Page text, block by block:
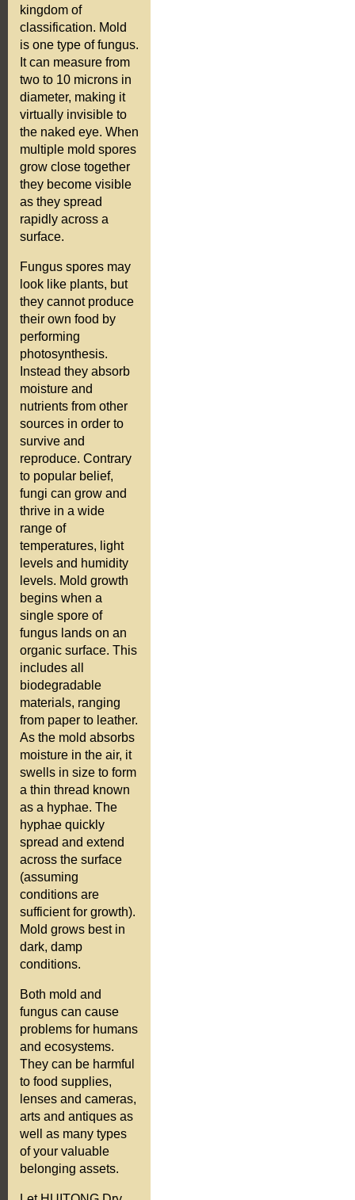
kingdom of
classification. Mold
is one type of fungus.
It can measure from
two to 10 microns in
diameter, making it
virtually invisible to
the naked eye. When
multiple mold spores
grow close together
they become visible
as they spread
rapidly across a
surface.
Fungus spores may
look like plants, but
they cannot produce
their own food by
performing
photosynthesis.
Instead they absorb
moisture and
nutrients from other
sources in order to
survive and
reproduce. Contrary
to popular belief,
fungi can grow and
thrive in a wide
range of
temperatures, light
levels and humidity
levels. Mold growth
begins when a
single spore of
fungus lands on an
organic surface. This
includes all
biodegradable
materials, ranging
from paper to leather.
As the mold absorbs
moisture in the air, it
swells in size to form
a thin thread known
as a hyphae. The
hyphae quickly
spread and extend
across the surface
(assuming
conditions are
sufficient for growth).
Mold grows best in
dark, damp
conditions.
Both mold and
fungus can cause
problems for humans
and ecosystems.
They can be harmful
to food supplies,
lenses and cameras,
arts and antiques as
well as many types
of your valuable
belonging assets.